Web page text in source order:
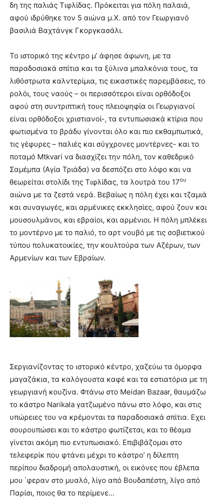
δη της παλιάς Τιφλίδας. Πρόκειται για πόλη παλαιά,
αφού ιδρύθηκε τον 5 αιώνα μ.Χ. από τον Γεωργιανό
βασιλιά Βαχτάνγκ Γκοργκασάλι.
Το ιστορικό της κέντρο μ’ άφησε άφωνη, με τα
παραδοσιακά σπίτια και τα ξύλινα μπαλκόνια τους, τα
λιθόστρωτα καλντερίμια, τις εικαστικές παρεμβάσεις, το
ρολόι, τους ναούς – οι περισσότεροι είναι ορθόδοξοι
αφού στη συντριπτική τους πλειοψηφία οι Γεωργιανοί
είναι ορθόδοξοι χριστιανοί-, τα εντυπωσιακά κτίρια που
φωτισμένα το βράδυ γίνονται όλο και πιο εκθαμπωτικά,
τις γέφυρες – παλιές και σύγχρονες μοντέρνες- και το
ποταμό Mtkvari να διασχίζει την πόλη, τον καθεδρικό
Σαμέμπα (Αγία Τριάδα) να δεσπόζει στο λόφο και να
θεωρείται στολίδι της Τιφλίδας, τα λουτρά του 17ου
αιώνα με τα ζεστά νερά. Βεβαίως η πόλη έχει και τζαμιά
και συναγωγές, και αρμένικες εκκλησίες, αφού ζουν και
μουσουλμάνοι, και εβραίοι, και αρμένιοι. Η πόλη μπλέκει
το μοντέρνο με το παλιό, το αρτ νουβό με τις σοβιετικού
τύπου πολυκατοικίες, την κουλτούρα των Αζέρων, των
Αρμενίων και των Εβραίων.
Σεργιανίζοντας το ιστορικό κέντρο, χαζεύω τα όμορφα
μαγαζάκια, τα καλόγουστα καφέ και τα εστιατόρια με τη
γεωργιανή κουζίνα. Φτάνω στο Meidan Bazaar, θαυμάζω
το κάστρο Narikala γατζωμένο πάνω στο λόφο, και στις
υπώρειες του να κρέμονται τα παραδοσιακά σπίτια. Εχει
σουρουπώσει και το κάστρο φωτίζεται, και το θέαμα
γίνεται ακόμη πιο εντυπωσιακό. Επιβιβάζομαι στο
τελεφερίκ που φτάνει μέχρι το κάστρο’ η δίλεπτη
περίπου διαδρομή απολαυστική, οι εικόνες που έβλεπα
μου ΄φεραν στο μυαλό, λίγο από Βουδαπέστη, λίγο από
Παρίσι, ποιος θα το περίμενε…